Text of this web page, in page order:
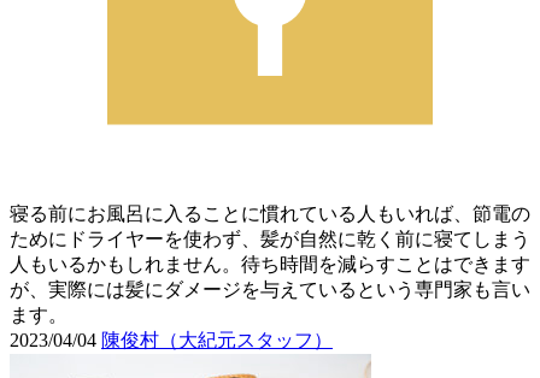
寝る前にお風呂に入ることに慣れている人もいれば、節電の
ためにドライヤーを使わず、髪が自然に乾く前に寝てしまう
人もいるかもしれません。待ち時間を減らすことはできます
が、実際には髪にダメージを与えているという専門家も言い
ます。
2023/04/04 陳俊村（大紀元スタッフ）